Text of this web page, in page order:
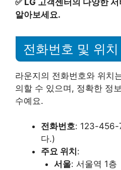
✅ LG 고객센터의 다양한
알아보세요.
전화번호 및 위치
라운지의 전화번호와 위치
의할 수 있으며, 정확한 정
수예요.
전화번호: 123-456-
다.)
주요 위치 :
서울: 서울역 1층